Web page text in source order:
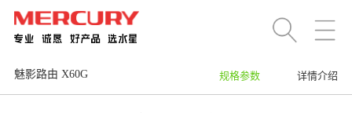
魅影路由 X60G 规格参数 详情介绍